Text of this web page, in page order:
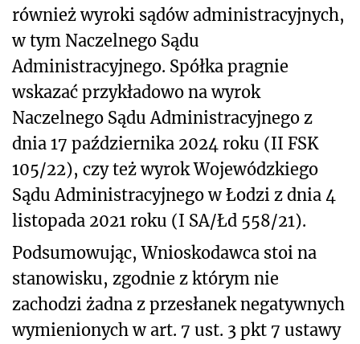
również wyroki sądów administracyjnych,
w tym Naczelnego Sądu
Administracyjnego. Spółka pragnie
wskazać przykładowo na wyrok
Naczelnego Sądu Administracyjnego z
dnia 17 października 2024 roku (II FSK
105/22), czy też wyrok Wojewódzkiego
Sądu Administracyjnego w Łodzi z dnia 4
listopada 2021 roku (I SA/Łd 558/21).
Podsumowując, Wnioskodawca stoi na
stanowisku, zgodnie z którym nie
zachodzi żadna z przesłanek negatywnych
wymienionych w art. 7 ust. 3 pkt 7 ustawy